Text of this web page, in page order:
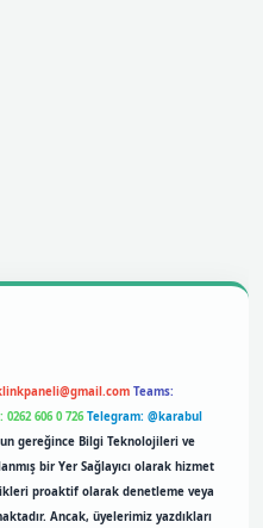
Teams:
606 0 726 Telegram: @karabul
gereğince Bilgi Teknolojileri ve
bir Yer Sağlayıcı olarak hizmet
proaktif olarak denetleme veya
Ancak, üyelerimiz yazdıkları